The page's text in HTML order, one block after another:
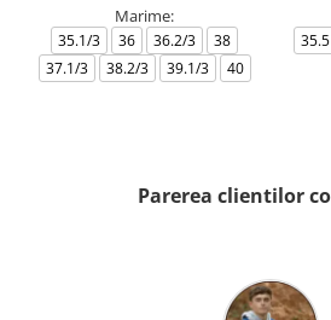
Marime:
35.1/3 36 36.2/3
38
37.1/3
38.2/3 39.1/3 40
35.5
Parerea clientilor